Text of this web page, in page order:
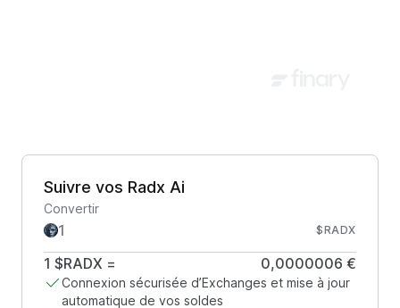
Suivre vos Radx Ai
Convertir
$RADX
1 $RADX = 0,0000006 €
Connexion sécurisée d’Exchanges et mise à jour
automatique de vos soldes